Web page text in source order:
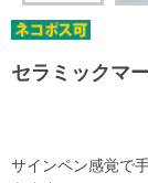
セラミックマ
サインペン感覚で